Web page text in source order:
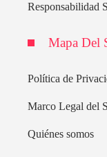
Responsabilidad
Mapa Del
Política de
Marco Legal del
Quiénes somos